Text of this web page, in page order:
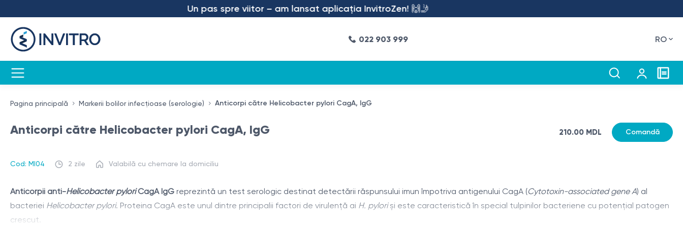
Un pas spre viitor – am lansat aplicația InvitroZen! 🙌🤳
022 903 999 RO
Pagina principală Markerii bolilor infecțioase (serologie) Anticorpi către Helicobacter pylori CagA, IgG
Anticorpi către Helicobacter pylori CagA, IgG
Cod: MI04 2 zile Valabilă cu chemare la domiciliu
210.00 MDL Comandă
Anticorpii anti-Helicobacter pyloriCagA IgG reprezintă un test serologic destinat detectării răspunsului imun împotriva antigenului CagA (Cytotoxin-associated gene A) al
bacteriei Helicobacter pylori. Proteina CagA este unul dintre principalii factori de virulență ai H. pyloriși este caracteristică în special tulpinilor bacteriene cu potențial patogen
crescut.